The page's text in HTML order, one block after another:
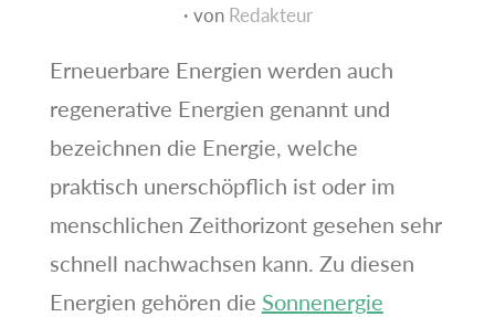
von Redakteur
Erneuerbare Energien werden auch
regenerative Energien genannt und
bezeichnen die Energie, welche
praktisch unerschöpflich ist oder im
menschlichen Zeithorizont gesehen sehr
schnell nachwachsen kann. Zu diesen
Energien gehören die Sonnenergie